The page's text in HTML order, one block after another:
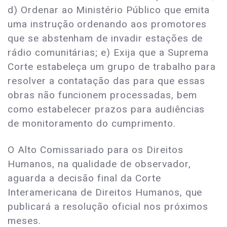
d) Ordenar ao Ministério Público que emita
uma instrução ordenando aos promotores
que se abstenham de invadir estações de
rádio comunitárias; e) Exija que a Suprema
Corte estabeleça um grupo de trabalho para
resolver a contatação das para que essas
obras não funcionem processadas, bem
como estabelecer prazos para audiências
de monitoramento do cumprimento.
O Alto Comissariado para os Direitos
Humanos, na qualidade de observador,
aguarda a decisão final da Corte
Interamericana de Direitos Humanos, que
publicará a resolução oficial nos próximos
meses.